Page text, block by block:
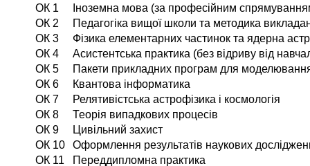
ОК 1
Іноземна мова (за професійним
ОК 2
Педагогіка вищої школи та методика
ОК 3
Фізика елементарних частинок та ядерна
ОК 4
Асистентська практика (без відриву від
ОК 5
Пакети прикладних програм для
ОК 6
Квантова інформатика
ОК 7
Релятивістська астрофізика і космологія
ОК 8
Теорія випадкових процесів
ОК 9
Цивільний захист
ОК 10
Оформлення результатів наукових
ОК 11
Переддипломна практика